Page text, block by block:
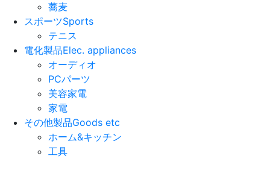
蕎麦
スポーツSports
テニス
電化製品Elec. appliances
オーディオ
PCパーツ
美容家電
家電
その他製品Goods etc
ホーム&キッチン
工具